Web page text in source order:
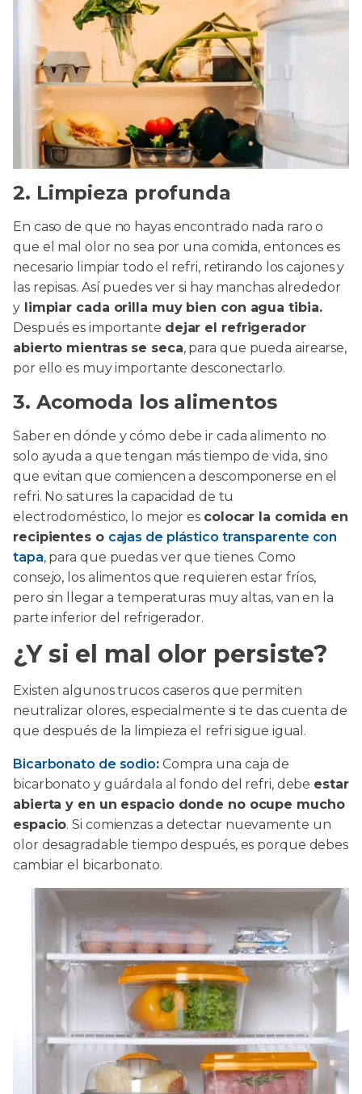
2. Limpieza profunda
En caso de que no hayas encontrado nada raro o
que el mal olor no sea por una comida, entonces es
necesario limpiar todo el refri, retirando los cajones y
las repisas. Así puedes ver si hay manchas alrededor
ylimpiar cada orilla muy bien con agua tibia.
Después es importante dejar el refrigerador
abierto mientras se seca, para que pueda airearse,
por ello es muy importante desconectarlo.
3. Acomoda los alimentos
Saber en dónde y cómo debe ir cada alimento no
solo ayuda a que tengan más tiempo de vida, sino
que evitan que comiencen a descomponerse en el
refri. No satures la capacidad de tu
electrodoméstico, lo mejor es colocar la comida en
recipientes o cajas de plástico transparente con
tapa, para que puedas ver que tienes. Como
consejo, los alimentos que requieren estar fríos,
pero sin llegar a temperaturas muy altas, van en la
parte inferior del refrigerador.
¿Y si el mal olor persiste?
Existen algunos trucos caseros que permiten
neutralizar olores, especialmente si te das cuenta de
que después de la limpieza el refri sigue igual.
Bicarbonato de sodio:Compra una caja de
bicarbonato y guárdala al fondo del refri, debe estar
abierta y en un espacio donde no ocupe mucho
espacio. Si comienzas a detectar nuevamente un
olor desagradable tiempo después, es porque debes
cambiar el bicarbonato.